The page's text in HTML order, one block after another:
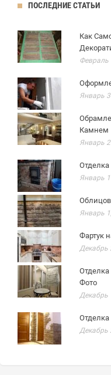
ПОСЛЕДНИЕ СТАТЬИ
Как
Февраль
Январь
Камнем
Январь
Январь
Январь
Фартук
Декабрь
Фото
Декабрь
Декабрь